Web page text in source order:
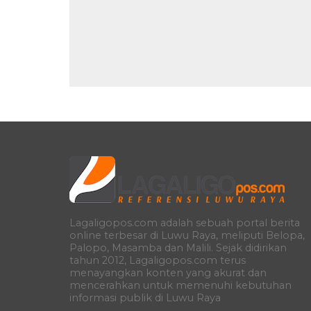
Lagaligopos.com adalah sebuah portal berita
online terbesar di Luwu Raya, meliputi Belopa,
Palopo, Masamba dan Malili. Sejak didirikan
tahun 2012, Lagaligopos.com terus
menayangkan konten yang akurat dan
mencerahkan untuk memenuhi kebutuhan
informasi publik di Luwu Raya